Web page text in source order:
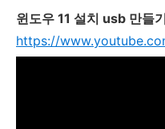
윈도우 11 설치 usb 만들
https://